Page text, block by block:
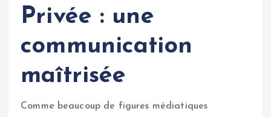
Privée : une
communication
maîtrisée
Comme beaucoup de figures médiatiques